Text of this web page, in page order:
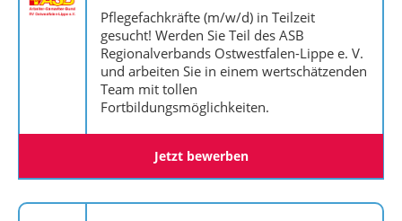
Pflegefachkräfte (m/w/d) in Teilzeit
gesucht! Werden Sie Teil des ASB
Regionalverbands Ostwestfalen-Lippe e. V.
und arbeiten Sie in einem wertschätzenden
Team mit tollen
Fortbildungsmöglichkeiten.
Jetzt bewerben